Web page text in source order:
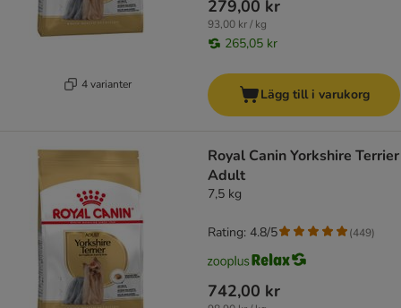
4 varianter
279,00 kr
93,00 kr / kg
265,05 kr
Lägg till i varukorg
Royal Canin Yorkshire Terrier
Adult
7,5 kg
742,00 kr
Rating: 4.8/5 (449)